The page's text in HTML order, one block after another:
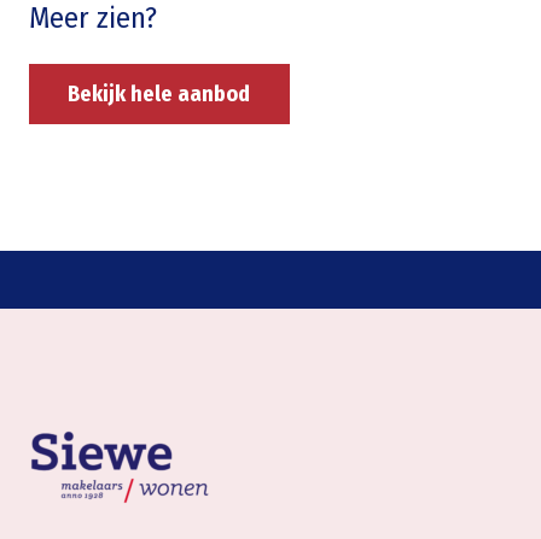
Meer zien?
Bekijk hele aanbod